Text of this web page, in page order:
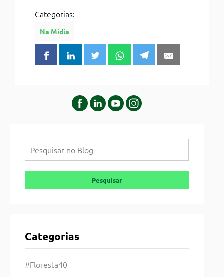
Categorias:
Na Mídia
Pesquisar
Pesquisar
Categorias
#Floresta40